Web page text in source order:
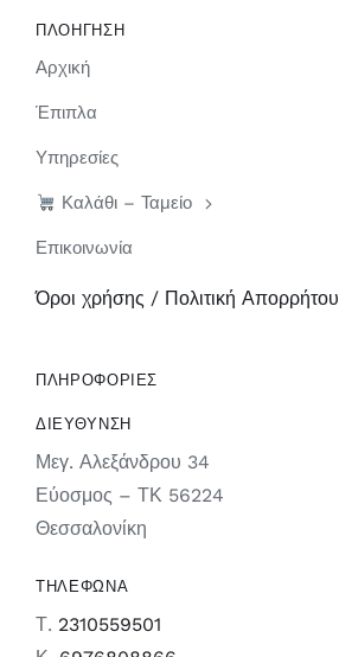
ΠΛΟΗΓΗΣΗ
Αρχική
Έπιπλα
Υπηρεσίες
Καλάθι – Ταμείο
Επικοινωνία
Όροι χρήσης / Πολιτική Απορρήτου
ΠΛΗΡΟΦΟΡΙΕΣ
ΔΙΕΥΘΥΝΣΗ
Μεγ. Αλεξάνδρου 34
Εύοσμος – ΤΚ 56224
Θεσσαλονίκη
ΤΗΛΕΦΩΝΑ
Τ. 2310559501